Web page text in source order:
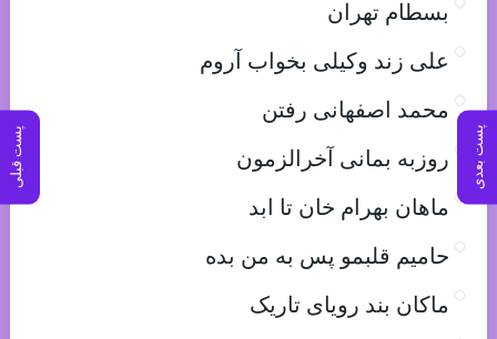
پست بعدی پست قبلی
بسطام تهران
علی زند وکیلی بخواب آروم
محمد اصفهانی رفتن
روزبه بمانی آخرالزمون
ماهان بهرام خان تا ابد
حامیم قلبمو پس به من بده
ماکان بند رویای تاریک